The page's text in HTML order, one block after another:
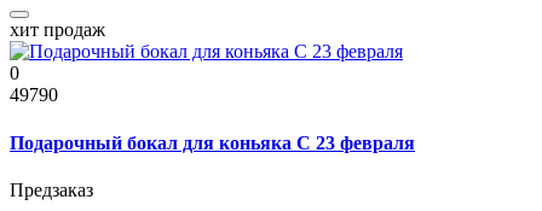
хит продаж
0
49790
Подарочный бокал для коньяка С 23 февраля
Предзаказ